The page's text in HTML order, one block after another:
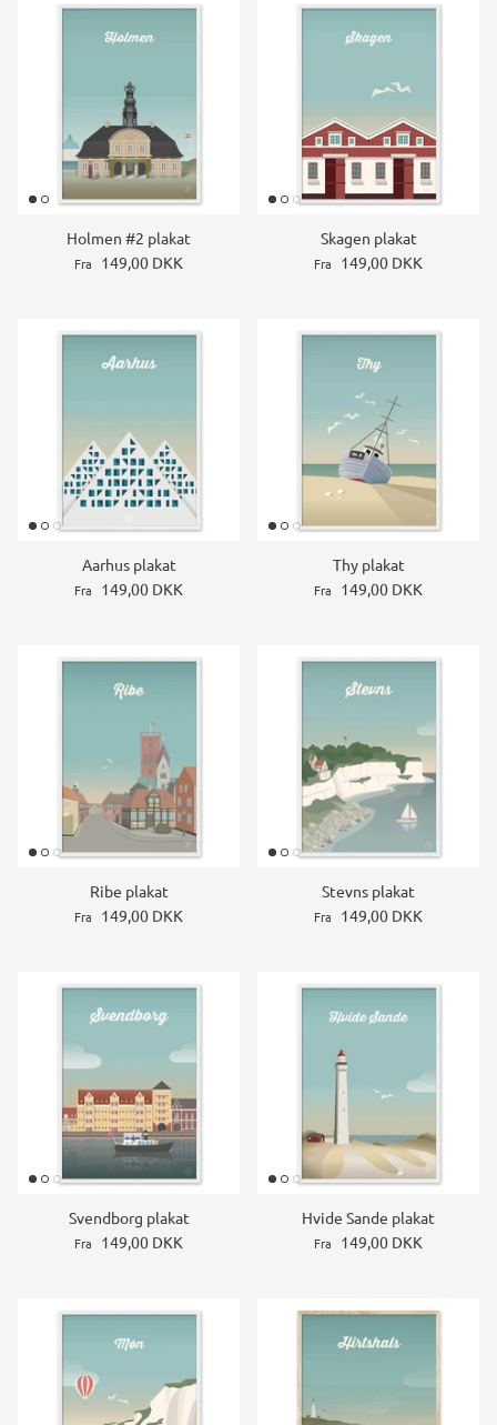
Holmen #2 plakat
Fra 149,00 DKK
Skagen plakat
Fra 149,00 DKK
Aarhus plakat
Fra 149,00 DKK
Thy plakat
Fra 149,00 DKK
Ribe plakat
Fra 149,00 DKK
Stevns plakat
Fra 149,00 DKK
Svendborg plakat
Fra 149,00 DKK
Hvide Sande plakat
Fra 149,00 DKK